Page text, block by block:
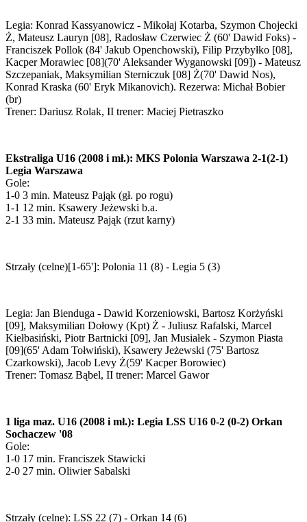
Legia: Konrad Kassyanowicz - Mikołaj Kotarba, Szymon Chojecki
Ż, Mateusz Lauryn [08], Radosław Czerwiec Ż (60' Dawid Foks) -
Franciszek Pollok (84' Jakub Openchowski), Filip Przybyłko [08],
Kacper Morawiec [08](70' Aleksander Wyganowski [09]) - Mateusz
Szczepaniak, Maksymilian Sterniczuk [08] Ż(70' Dawid Nos),
Konrad Kraska (60' Eryk Mikanovich). Rezerwa: Michał Bobier
(br)
Trener: Dariusz Rolak, II trener: Maciej Pietraszko
Ekstraliga U16 (2008 i mł.): MKS Polonia Warszawa 2-1(2-1)
Legia Warszawa
Gole:
1-0 3 min. Mateusz Pająk (gł. po rogu)
1-1 12 min. Ksawery Jeżewski b.a.
2-1 33 min. Mateusz Pająk (rzut karny)
Strzały (celne)[1-65']: Polonia 11 (8) - Legia 5 (3)
Legia: Jan Bienduga - Dawid Korzeniowski, Bartosz Korżyński
[09], Maksymilian Dołowy (Kpt) Ż - Juliusz Rafalski, Marcel
Kiełbasiński, Piotr Bartnicki [09], Jan Musiałek - Szymon Piasta
[09](65' Adam Tołwiński), Ksawery Jeżewski (75' Bartosz
Czarkowski), Jacob Levy Ż(59' Kacper Borowiec)
Trener: Tomasz Bąbel, II trener: Marcel Gawor
1 liga maz. U16 (2008 i mł.): Legia LSS U16 0-2 (0-2) Orkan
Sochaczew '08
Gole:
1-0 17 min. Franciszek Stawicki
2-0 27 min. Oliwier Sabalski
Strzały (celne): LSS 22 (7) - Orkan 14 (6)